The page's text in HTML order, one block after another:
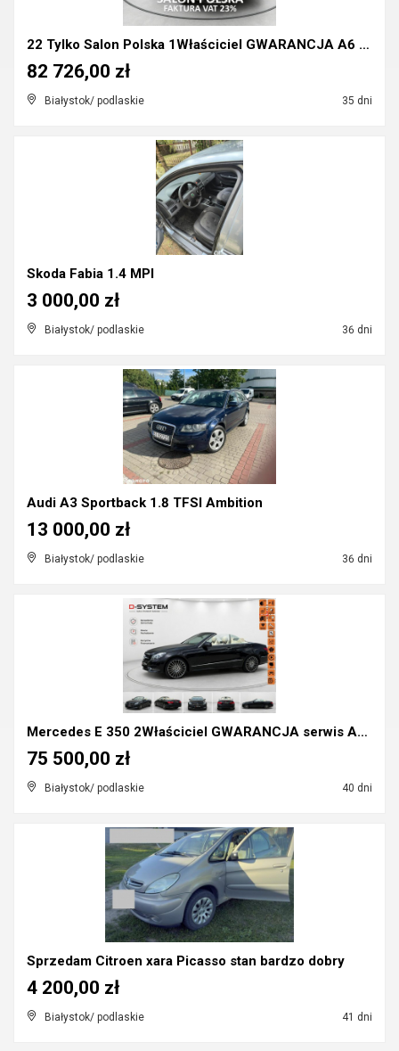
22 Tylko Salon Polska 1Właściciel GWARANCJA A6 40 ...
Białystok/ podlaskie 35 dni
82 726,00 zł
Skoda Fabia 1.4 MPI
Białystok/ podlaskie 36 dni
3 000,00 zł
Audi A3 Sportback 1.8 TFSI Ambition
Białystok/ podlaskie 36 dni
13 000,00 zł
Mercedes E 350 2Właściciel GWARANCJA serwis ASO
Białystok/ podlaskie 40 dni
75 500,00 zł
Sprzedam Citroen xara Picasso stan bardzo dobry
Białystok/ podlaskie 41 dni
4 200,00 zł